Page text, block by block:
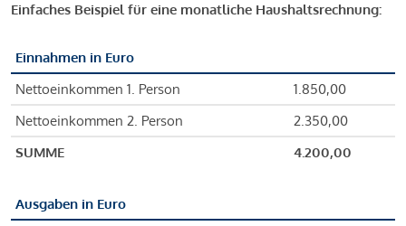
Einfaches Beispiel für eine monatliche Haushaltsrechnung:
Einnahmen in Euro
Nettoeinkommen 1. Person
1.850,00
Nettoeinkommen 2. Person
2.350,00
SUMME
4.200,00
Ausgaben in Euro